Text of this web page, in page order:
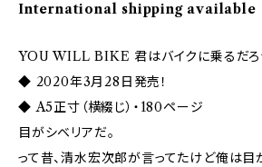
International shipping available
YOU WILL BIKE 君はバイクに乗るだろ
◆ 2020年3月28日発売！
◆ A5正寸（横綴じ）・180ページ
目がシベリアだ。
って昔、清水宏次郎が言ってたけど俺は目